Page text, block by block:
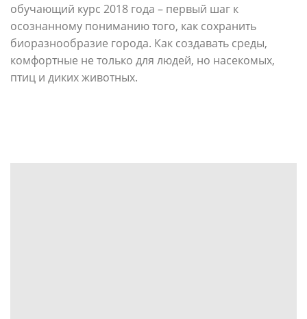
обучающий курс 2018 года – первый шаг к
осознанному пониманию того, как сохранить
биоразнообразие города. Как создавать среды,
комфортные не только для людей, но насекомых,
птиц и диких животных.